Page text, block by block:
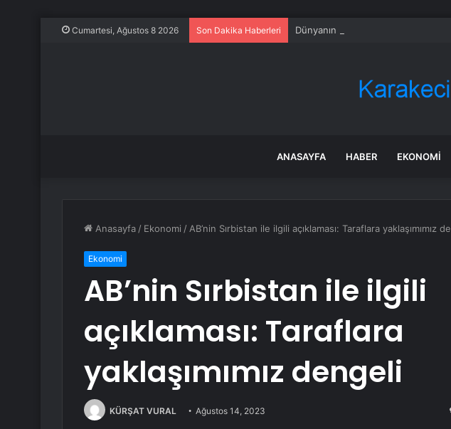
Cumartesi, Ağustos 8 2026 Son Dakika Haberleri Dünyanın en uzun aktarmasız
ANASAYFA HABER EKONOMI
Anasayfa / Ekonomi / AB’nin Sırbistan ile ilgili açıklaması: Taraflara yaklaşımımız
Ekonomi
AB’nin Sırbistan ile ilgili
açıklaması: Taraflara
yaklaşımımız dengeli
KÜRŞAT VURAL Ağustos 14, 2023